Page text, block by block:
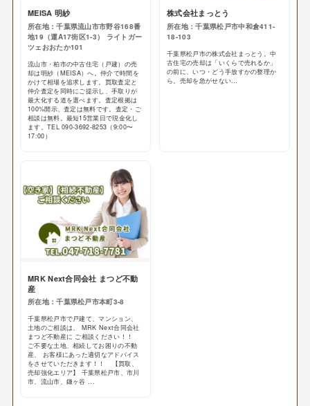
MEISA 明紗
所在地：千葉県流山市市野谷168番
地19（運A17街区1-3） ライトガー
ツェおおたか101
流山市・柏市の中古住宅（戸建）の売
却は明紗（MEISA）へ。仲介で時間を
かけて相場を追求します。買取査定と
仲介査定を同時にご提示し、手取りが
最大化する道を選べます。査定根拠は
100%開示、査定は無料です。査定・ご
相談は無料。最短15営業日で現金化し
ます。TEL 090-3692-8253（9:00〜
17:00）
株式会社まっとう
所在地：千葉県松戸市中和倉411-
18-103
千葉県松戸市の株式会社まっとう。中
古住宅の売却は「いくらで売れるか」
の前に、いつ・どう手放すかの整理か
ら。売却を急がせない…
MRK Next合同会社 まつど不動
産
所在地：千葉県松戸市本町3-8
千葉県松戸市で戸建て、マンション、
土地のご相談は、 MRK Next合同会社
まつど不動産に ご相談ください！！
ご不要な土地、相続してお困りの不動
産、 お客様にあった適切なアドバイス
をさせていただきます！！ 【買取、
売却強化エリア】 千葉県松戸市、市川
市、流山市、鎌ヶ谷 ...